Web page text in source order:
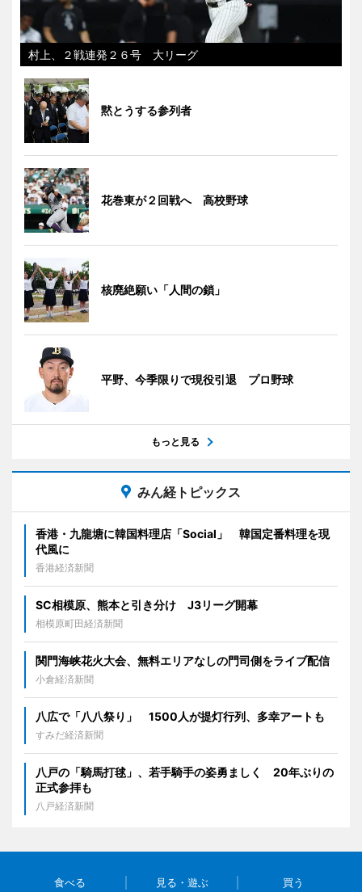
村上、２戦連発２６号 大リーグ
黙とうする参列者
花巻東が２回戦へ 高校野球
核廃絶願い「人間の鎖」
平野、今季限りで現役引退 プロ野球
もっと見る
みん経トピックス
香港・九龍塘に韓国料理店「Social」 韓国定番料理を現
代風に
香港経済新聞
SC相模原、熊本と引き分け J3リーグ開幕
相模原町田経済新聞
関門海峡花火大会、無料エリアなしの門司側をライブ配信
小倉経済新聞
八広で「八八祭り」 1500人が提灯行列、多幸アートも
すみだ経済新聞
八戸の「騎馬打毬」、若手騎手の姿勇ましく 20年ぶりの
正式参拝も
八戸経済新聞
食べる 見る・遊ぶ 買う